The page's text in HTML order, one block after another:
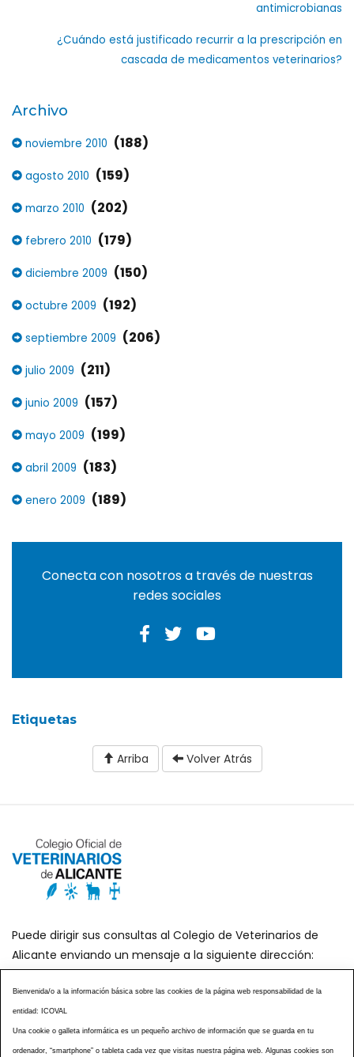
antimicrobianas
¿Cuándo está justificado recurrir a la prescripción en
cascada de medicamentos veterinarios?
Archivo
noviembre 2010 (188)
agosto 2010 (159)
marzo 2010 (202)
febrero 2010 (179)
diciembre 2009 (150)
octubre 2009 (192)
septiembre 2009 (206)
julio 2009 (211)
junio 2009 (157)
mayo 2009 (199)
abril 2009 (183)
enero 2009 (189)
Conecta con nosotros a través de nuestras
redes sociales
Etiquetas
Arriba Volver Atrás
Puede dirigir sus consultas al Colegio de Veterinarios de
Alicante enviando un mensaje a la siguiente dirección:
secretaria@icoval.org
¿SABÍAS QUÉ?
CENTROS VETERINARIOS
TABLÓN ANUNCIOS
Bienvenida/o a la información básica sobre las cookies de la página web responsabilidad de la
entidad: ICOVAL
Una cookie o galleta informática es un pequeño archivo de información que se guarda en tu
ordenador, “smartphone” o tableta cada vez que visitas nuestra página web. Algunas cookies son